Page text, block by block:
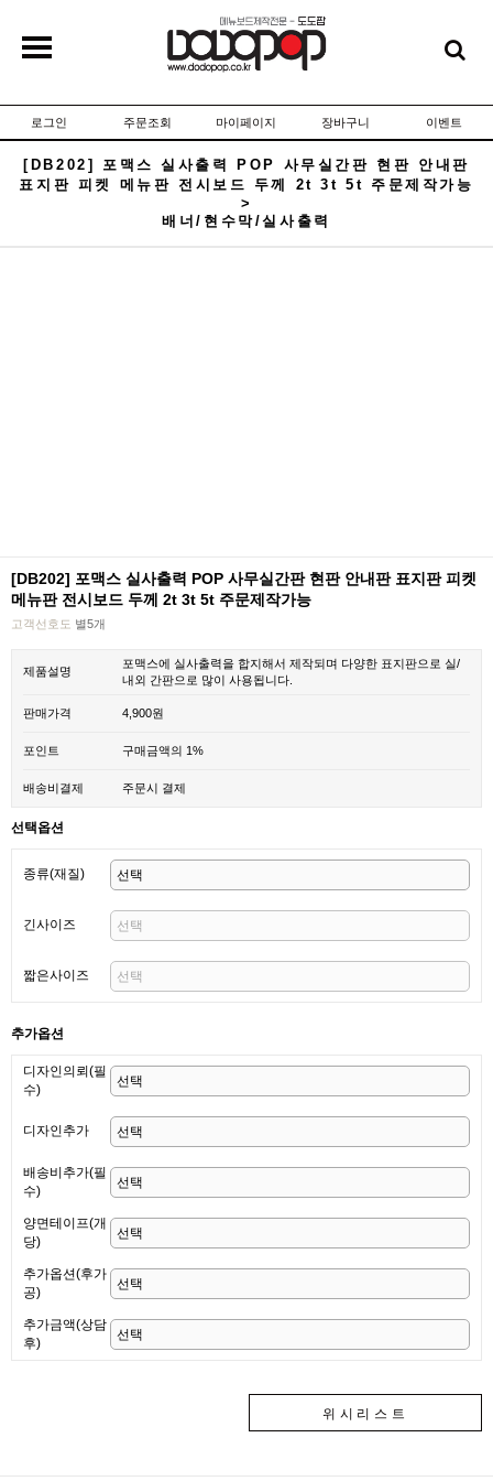
로그인 주문조회 마이페이지 장바구니 이벤트
[DB202] 포맥스 실사출력 POP 사무실간판 현판 안내판
표지판 피켓 메뉴판 전시보드 두께 2t 3t 5t 주문제작가능
>
배너/현수막/실사출력
[DB202] 포맥스 실사출력 POP 사무실간판 현판 안내판 표지판 피켓
메뉴판 전시보드 두께 2t 3t 5t 주문제작가능
고객선호도 별5개
제품설명
포맥스에 실사출력을 합지해서 제작되며 다양한 표지판으로 실/
내외 간판으로 많이 사용됩니다.
판매가격 4,900원
포인트 구매금액의 1%
배송비결제 주문시 결제
선택옵션
종류(재질)
긴사이즈
짧은사이즈
추가옵션
디자인의뢰(필
수)
디자인추가
배송비추가(필
수)
양면테이프(개
당)
추가옵션(후가
공)
추가금액(상담
후)
위시리스트